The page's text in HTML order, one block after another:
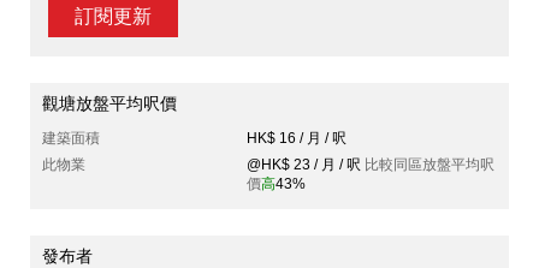
訂閱更新
觀塘放盤平均呎價
建築面積
HK$ 16 / 月 / 呎
此物業
@HK$ 23 / 月 / 呎 比較同區放盤平均呎
價高43%
發布者